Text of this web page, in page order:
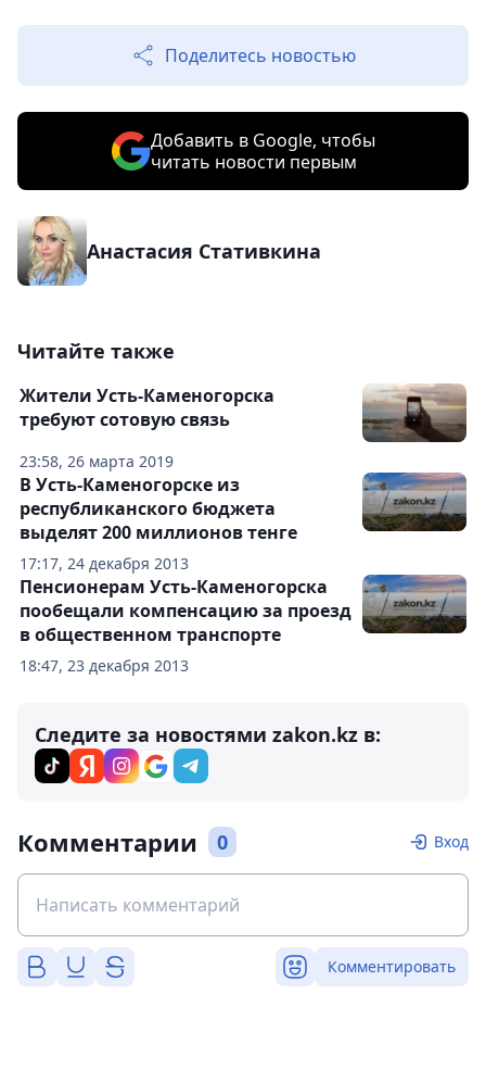
Поделитесь новостью
Добавить в Google, чтобы
читать новости первым
Анастасия Стативкина
Читайте также
23:58, 26 марта 2019
Жители Усть-Каменогорска
требуют сотовую связь
17:17, 24 декабря 2013
В Усть-Каменогорске из
республиканского бюджета
выделят 200 миллионов тенге
18:47, 23 декабря 2013
Пенсионерам Усть-Каменогорска
пообещали компенсацию за проезд
в общественном транспорте
Следите за новостями zakon.kz в:
Комментарии 0 Вход
Комментировать